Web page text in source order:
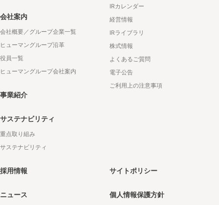
会社案内
会社概要／グループ企業一覧
ヒューマングループ沿革
役員一覧
ヒューマングループ会社案内
事業紹介
サステナビリティ
重点取り組み
サステナビリティ
IRカレンダー
経営情報
IRライブラリ
株式情報
よくあるご質問
電子公告
ご利用上の注意事項
採用情報
ニュース
サイトポリシー
個人情報保護方針